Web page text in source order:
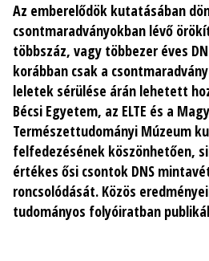
Az emberelődök kutatásában
csontmaradványokban lévő
többszáz, vagy többezer éves
korábban csak a
leletek sérülése árán lehetett
Bécsi Egyetem, az ELTE és a
Természettudományi Múzeum
felfedezésének köszönhetően,
értékes ősi csontok DNS
roncsolódását. Közös
tudományos folyóiratban